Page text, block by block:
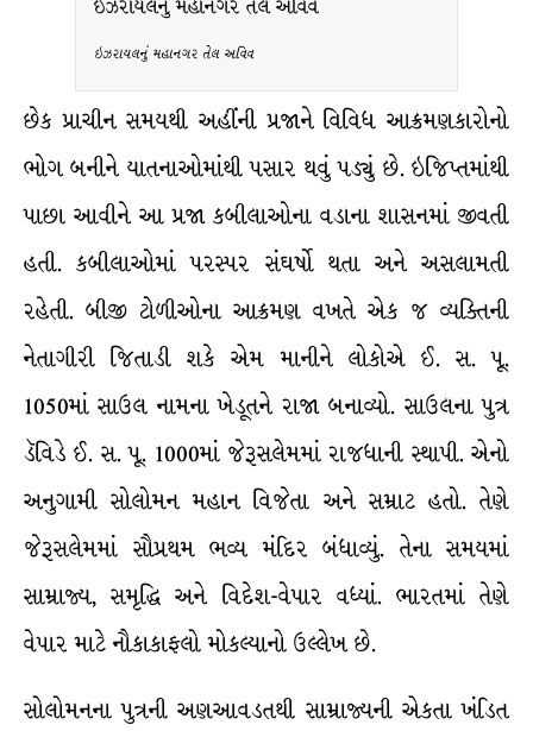
ઇઝરાયલનું મહાનગર તેલ અવિવ
ઇઝરાયલનું મહાનગર તેલ અવિવ
છેક પ્રાચીન સમયથી અહીંની પ્રજાને વિવિધ આક્રમણકારોનો
ભોગ બનીને યાતનાઓમાંથી પસાર થવું પડ્યું છે. ઇજિપ્તમાંથી
પાછા આવીને આ પ્રજા કબીલાઓના વડાના શાસનમાં જીવતી
હતી. કબીલાઓમાં પરસ્પર સંઘર્ષો થતા અને અસલામતી
રહેતી. બીજી ટોળીઓના આક્રમણ વખતે એક જ વ્યક્તિની
નેતાગીરી જિતાડી શકે એમ માનીને લોકોએ ઈ. સ. પૂ.
1050માં સાઉલ નામના ખેડૂતને રાજા બનાવ્યો. સાઉલના પુત્ર
ડૅવિડે ઈ. સ. પૂ. 1000માં જેરૂસલેમમાં રાજધાની સ્થાપી. એનો
અનુગામી સોલોમન મહાન વિજેતા અને સમ્રાટ હતો. તેણે
જેરૂસલેમમાં સૌપ્રથમ ભવ્ય મંદિર બંધાવ્યું. તેના સમયમાં
સામ્રાજ્ય, સમૃદ્ધિ અને વિદેશ-વેપાર વધ્યાં. ભારતમાં તેણે
વેપાર માટે નૌકાકાફલો મોકલ્યાનો ઉલ્લેખ છે.
સોલોમનના પુત્રની અણઆવડતથી સામ્રાજ્યની એકતા ખંડિત